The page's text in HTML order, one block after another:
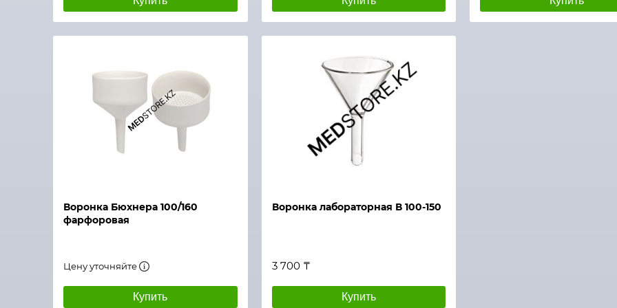
Воронка Бюхнера 100/160
фарфоровая
Цену уточняйте
Купить
Воронка лабораторная В 100-150
3 700 ₸
Купить